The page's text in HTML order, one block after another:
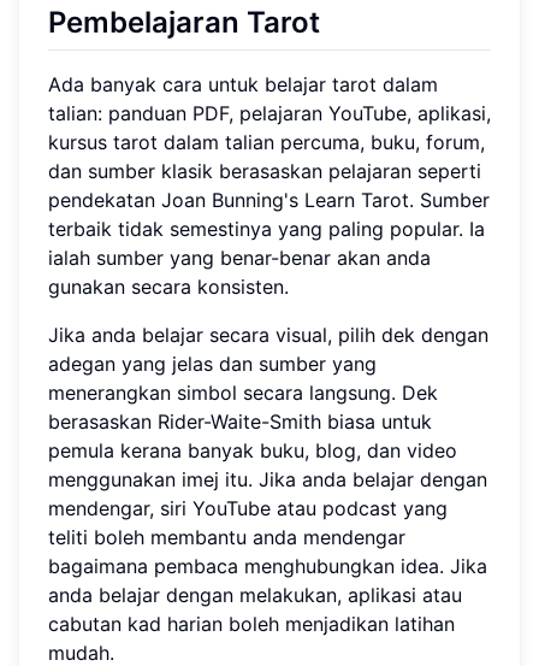
Pembelajaran Tarot
Ada banyak cara untuk belajar tarot dalam
talian: panduan PDF, pelajaran YouTube, aplikasi,
kursus tarot dalam talian percuma, buku, forum,
dan sumber klasik berasaskan pelajaran seperti
pendekatan Joan Bunning's Learn Tarot. Sumber
terbaik tidak semestinya yang paling popular. Ia
ialah sumber yang benar-benar akan anda
gunakan secara konsisten.
Jika anda belajar secara visual, pilih dek dengan
adegan yang jelas dan sumber yang
menerangkan simbol secara langsung. Dek
berasaskan Rider-Waite-Smith biasa untuk
pemula kerana banyak buku, blog, dan video
menggunakan imej itu. Jika anda belajar dengan
mendengar, siri YouTube atau podcast yang
teliti boleh membantu anda mendengar
bagaimana pembaca menghubungkan idea. Jika
anda belajar dengan melakukan, aplikasi atau
cabutan kad harian boleh menjadikan latihan
mudah.